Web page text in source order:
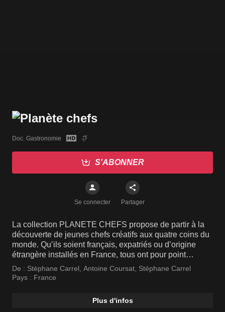
Doc. Gastronomie
S'ABONNER
Se connecter Partager
La collection PLANETE CHEFS propose de partir à la
découverte de jeunes chefs créatifs aux quatre coins du
monde. Qu’ils soient français, expatriés ou d’origine
étrangère installés en France, tous ont pour point
commun la passion de la cuisine qu’ils subliment sous
l’influence de leurs origines géographiques.
De : Stéphane Carrel, Antoine Coursat, Stéphane Carrel
Pays : France
Plus d'infos